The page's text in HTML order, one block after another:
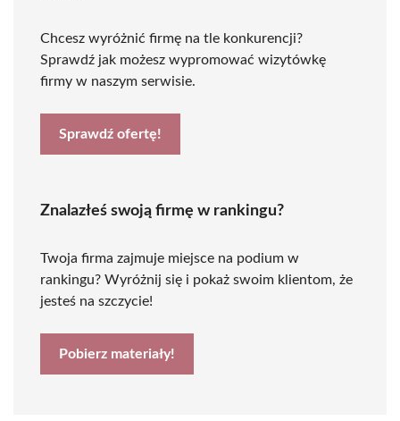
Chcesz wyróżnić firmę na tle konkurencji?
Sprawdź jak możesz wypromować wizytówkę
firmy w naszym serwisie.
Sprawdź ofertę!
Znalazłeś swoją firmę w rankingu?
Twoja firma zajmuje miejsce na podium w
rankingu? Wyróżnij się i pokaż swoim klientom, że
jesteś na szczycie!
Pobierz materiały!